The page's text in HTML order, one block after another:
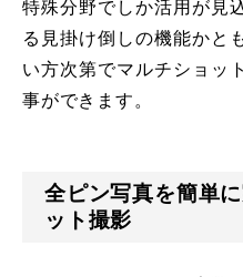
特殊分野でしか活用が見
る見掛け倒しの機能かと
い方次第でマルチショッ
事ができます。
全ピン写真を簡単
ット撮影